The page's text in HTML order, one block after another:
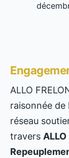
ALLO
raisonnée de
réseau
travers ALLO